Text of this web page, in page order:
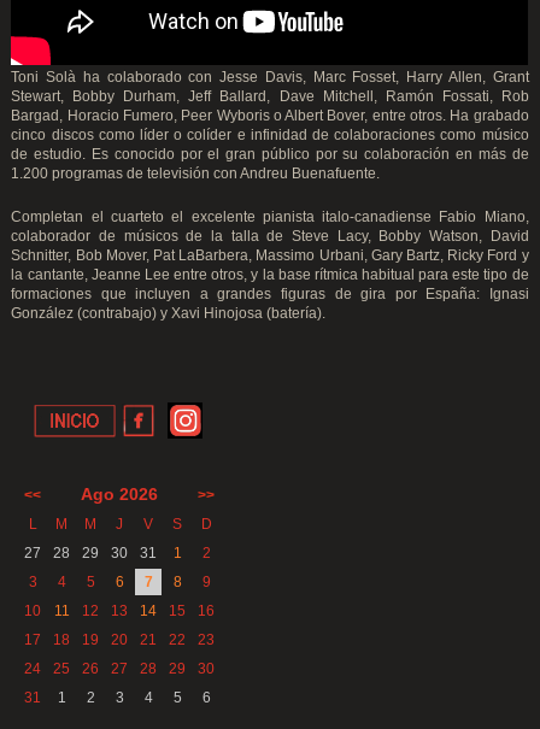
Toni Solà ha colaborado con Jesse Davis, Marc Fosset, Harry Allen, Grant
Stewart, Bobby Durham, Jeff Ballard, Dave Mitchell, Ramón Fossati, Rob
Bargad, Horacio Fumero, Peer Wyboris o Albert Bover, entre otros. Ha grabado
cinco discos como líder o colíder e infinidad de colaboraciones como músico
de estudio. Es conocido por el gran público por su colaboración en más de
1.200 programas de televisión con Andreu Buenafuente.
Completan el cuarteto el excelente pianista italo-canadiense Fabio Miano,
colaborador de músicos de la talla de Steve Lacy, Bobby Watson, David
Schnitter, Bob Mover, Pat LaBarbera, Massimo Urbani, Gary Bartz, Ricky Ford y
la cantante, Jeanne Lee entre otros, y la base rítmica habitual para este tipo de
formaciones que incluyen a grandes figuras de gira por España: Ignasi
González (contrabajo) y Xavi Hinojosa (batería).
<< Ago 2026
>>
L
M M J V S
D
27
28 29 30 31 1
2
3
4 5 6 7 8
9
10
11 12 13 14 15
16
17
18 19 20 21 22
23
24
25 26 27 28 29
30
31
1 2 3 4 5 6